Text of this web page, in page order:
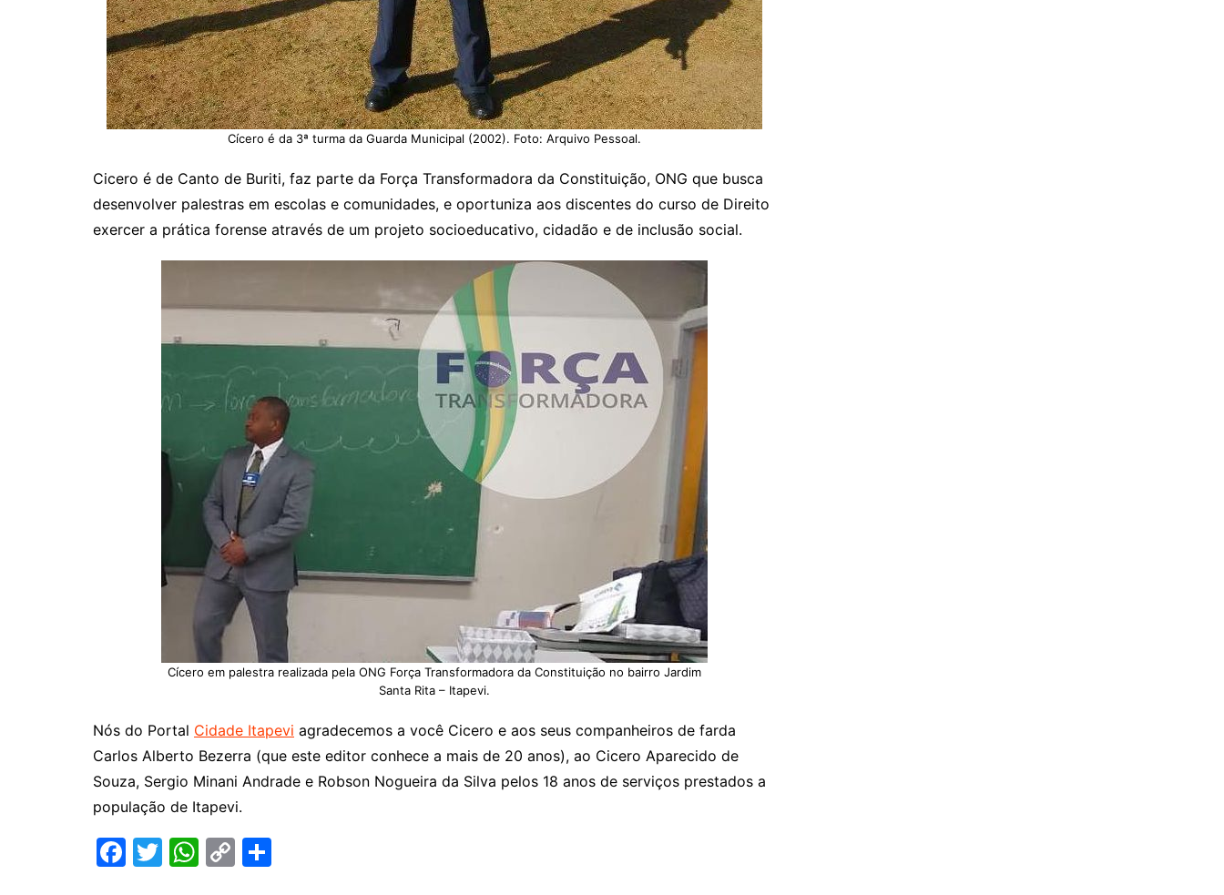
Cícero é da 3ª turma da Guarda Municipal (2002). Foto: Arquivo Pessoal.
Cicero é de Canto de Buriti, faz parte da Força Transformadora da Constituição, ONG que busca
desenvolver palestras em escolas e comunidades, e oportuniza aos discentes do curso de Direito
exercer a prática forense através de um projeto socioeducativo, cidadão e de inclusão social.
Cícero em palestra realizada pela ONG Força Transformadora da Constituição no bairro Jardim
Santa Rita – Itapevi.
Nós do Portal Cidade Itapevi agradecemos a você Cicero e aos seus companheiros de farda
Carlos Alberto Bezerra (que este editor conhece a mais de 20 anos), ao Cicero Aparecido de
Souza, Sergio Minani Andrade e Robson Nogueira da Silva pelos 18 anos de serviços prestados a
população de Itapevi.
F
T
W C